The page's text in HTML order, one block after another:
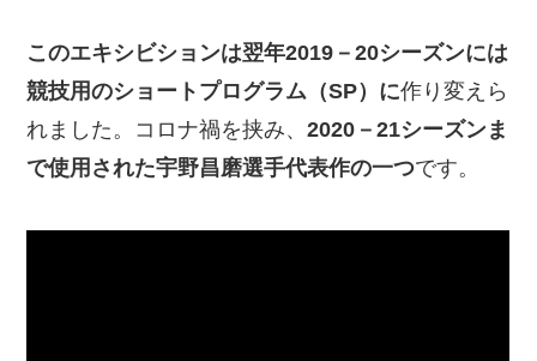
このエキシビションは翌年2019－20シーズンには
競技用のショートプログラム（SP）に作り変えら
れました。コロナ禍を挟み、2020－21シーズンま
で使用された宇野昌磨選手代表作の一つです。